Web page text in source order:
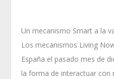
Un mecanismo Smart a la
Los mecanismos Living
España el pasado mes de
la forma de interactuar con